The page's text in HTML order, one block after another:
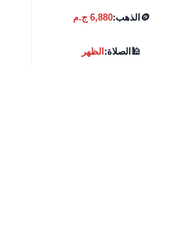
🪙 الذهب:6,880 ج.م
🕌الصلاة:الظهر